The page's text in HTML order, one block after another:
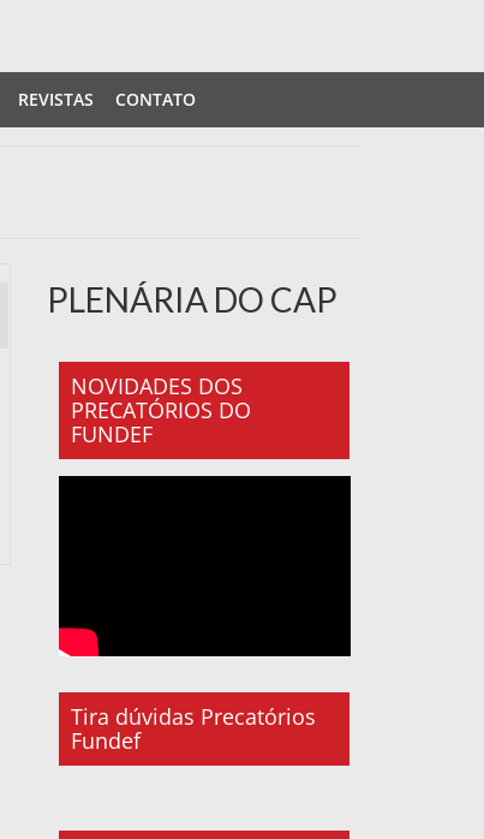
REVISTAS CONTATO
PLENÁRIA DO CAP
NOVIDADES DOS
PRECATÓRIOS DO
FUNDEF
Tira dúvidas Precatórios
Fundef